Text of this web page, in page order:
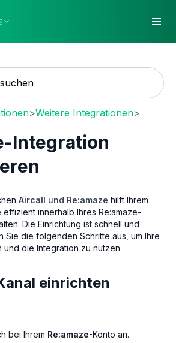
>Weitere Integrationen>
Integration
Aircall und Re:amaze hilft Ihrem
innerhalb Ihres Re:amaze-
Die Einrichtung ist schnell und
Sie die folgenden Schritte aus, um Ihre
die Integration zu nutzen.
einrichten
bei Ihrem Re:amaze-Konto an.